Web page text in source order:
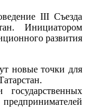
III Съезда
Инициатором
развития
новые точки для